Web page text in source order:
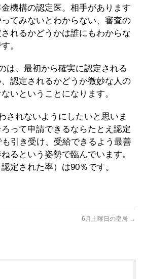
機構の認定医。相手があります
てみないとわからない、審査の
れるかどうかは誰にもわからな
。
は、最初から確実に認定される
認定されるかどうか微妙な人の
いということになります。
されないようにしたいと思いま
って申請できるならたとえ認定
引き受け、受給できるよう最善
るという姿勢で臨んでいます。
定された率）は90％です。
6月土曜日の皇居 →